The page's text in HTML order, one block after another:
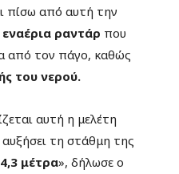
πίσω από αυτή την
εναέρια ραντάρ που
από τον πάγο, καθώς
του νερού.
αυτή η μελέτη
τη στάθμη της
4,3 μέτρα», δήλωσε ο